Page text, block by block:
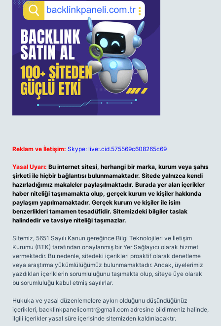
Reklam ve İletişim: Skype: live:.cid.575569c608265c69
Yasal Uyarı: Bu internet sitesi, herhangi bir marka, kurum veya şahıs
şirketi ile hiçbir bağlantısı bulunmamaktadır. Sitede yalnızca kendi
hazırladığımız makaleler paylaşılmaktadır. Burada yer alan içerikler
haber niteliği taşımamakta olup, gerçek kurum ve kişiler hakkında
paylaşım yapılmamaktadır. Gerçek kurum ve kişiler ile isim
benzerlikleri tamamen tesadüfidir. Sitemizdeki bilgiler taslak
halindedir ve tavsiye niteliği taşımazlar.
Sitemiz, 5651 Sayılı Kanun gereğince Bilgi Teknolojileri ve İletişim
Kurumu (BTK) tarafından onaylanmış bir Yer Sağlayıcı olarak hizmet
vermektedir. Bu nedenle, sitedeki içerikleri proaktif olarak denetleme
veya araştırma yükümlülüğümüz bulunmamaktadır. Ancak, üyelerimiz
yazdıkları içeriklerin sorumluluğunu taşımakta olup, siteye üye olarak
bu sorumluluğu kabul etmiş sayılırlar.
Hukuka ve yasal düzenlemelere aykırı olduğunu düşündüğünüz
içerikleri, backlinkpanelicomtr@gmail.com adresine bildirmeniz halinde,
ilgili içerikler yasal süre içerisinde sitemizden kaldırılacaktır.